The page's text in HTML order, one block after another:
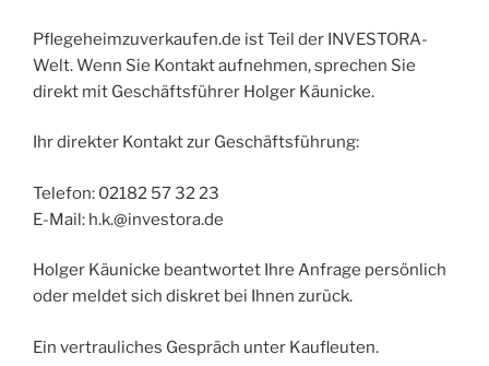
Pflegeheimzuverkaufen.de ist Teil der INVESTORA-
Welt. Wenn Sie Kontakt aufnehmen, sprechen Sie
direkt mit Geschäftsführer Holger Käunicke.
Ihr direkter Kontakt zur Geschäftsführung:
Telefon: 02182 57 32 23
E-Mail: h.k.@investora.de
Holger Käunicke beantwortet Ihre Anfrage persönlich
oder meldet sich diskret bei Ihnen zurück.
Ein vertrauliches Gespräch unter Kaufleuten.